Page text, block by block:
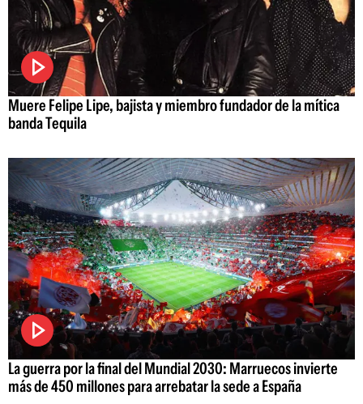
Muere Felipe Lipe, bajista y miembro fundador de la mítica
banda Tequila
La guerra por la final del Mundial 2030: Marruecos invierte
más de 450 millones para arrebatar la sede a España